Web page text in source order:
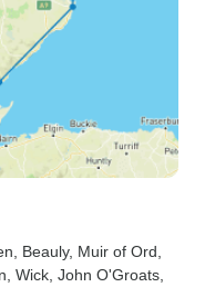
, Beauly, Muir of Ord
, Wick , John O'Groats